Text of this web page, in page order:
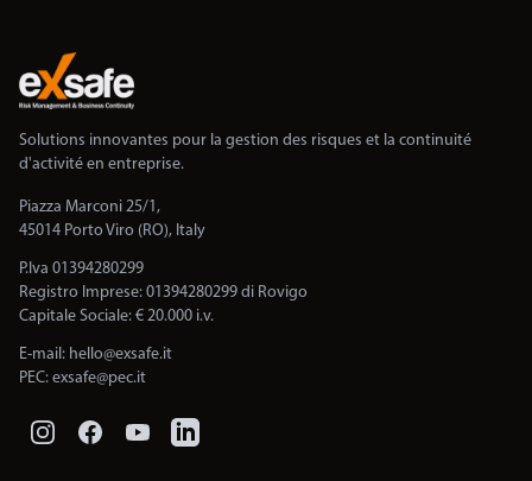
Solutions innovantes pour la gestion des risques et la continuité
d'activité en entreprise.
Piazza Marconi 25/1,
45014 Porto Viro (RO), Italy
P.Iva 01394280299
Registro Imprese: 01394280299 di Rovigo
Capitale Sociale: € 20.000 i.v.
E-mail: hello@exsafe.it
PEC:exsafe@pec.it